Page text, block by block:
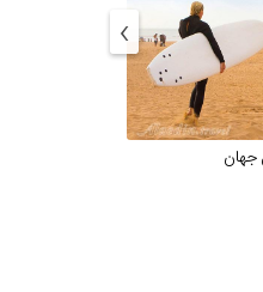
جهان
›